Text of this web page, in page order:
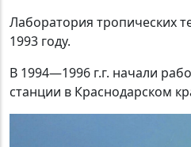
Лаборатория тропических
1993 году.
В 1994—1996 г.г. начали
станции в Краснодарском